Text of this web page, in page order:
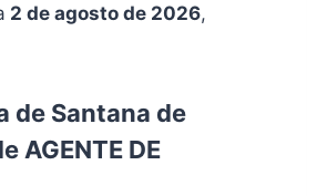
2 de agosto de 2026,
de Santana de
AGENTE DE